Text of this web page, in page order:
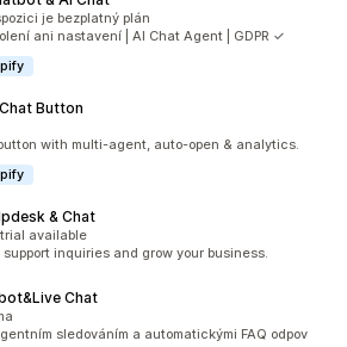
105
je bezplatný plán
ani nastavení | AI Chat Agent | GDPR ✓
Button
62
with multi-agent, auto-open & analytics.
& Chat
617
available
inquiries and grow your business.
Chat
83
sledováním a automatickými FAQ odpov